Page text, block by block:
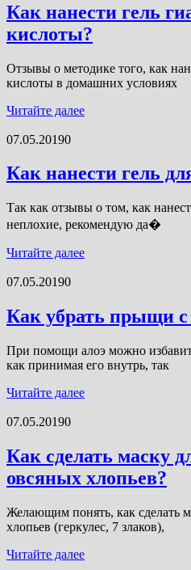
Как нанести гель
кислоты?
Отзывы о методике того, как
кислоты в домашних условиях
Читайте далее
07.05.20190
Как нанести гель
Так как отзывы о том, как
неплохие, рекомендую да�
Читайте далее
07.05.20190
Как убрать прыщи с
При помощи алоэ можно
как принимая его внутрь, так
Читайте далее
07.05.20190
Как сделать маску
овсяных хлопьев?
Желающим понять, как сделать
хлопьев (геркулес, 7 злаков),
Читайте далее